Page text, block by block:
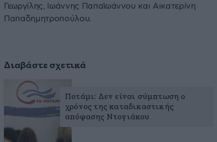
Γεωργίλης, Ιωάννης Παπαϊωάννου και Αικατερίνη
Παπαδημητροπούλου.
Διαβάστε σχετικά
Ποτάμι: Δεν είναι σύμπτωση ο
χρόνος της καταδικαστικής
απόφασης Ντογιάκου